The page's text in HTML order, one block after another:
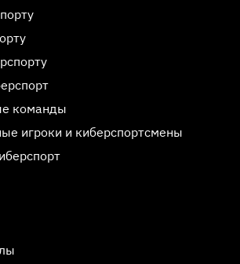
команды
игроки и киберспортсмены